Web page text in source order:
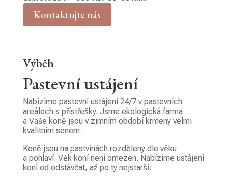
Kontaktujte nás
Výběh
Pastevní ustájení
Nabízíme pastevní ustájení 24/7 v pastevních
areálech s přístřešky. Jsme ekologická farma
a Vaše koně jsou v zimním období krmeny velmi
kvalitním senem.
Koně jsou na pastvinách rozděleny dle věku
a pohlaví. Věk koní není omezen. Nabízíme ustájení
koní od odstávčat, až po ty nejstarší.